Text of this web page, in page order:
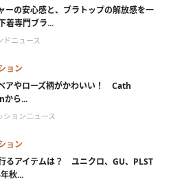
ーの安心感と、ブラトップの解放感を一
着専門ブラ...
ドニュース
ョン
アやローズ柄がかわいい！ Cath
から...
ションニュース
ョン
るアイテムは？ ユニクロ、GU、PLST
秋...